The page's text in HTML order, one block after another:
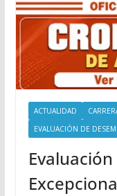
ACTUALIDAD
EVALUACIÓN DE